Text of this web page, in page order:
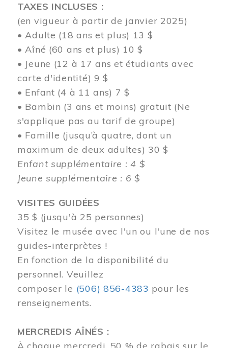
TAXES INCLUSES :
(en vigueur à partir de janvier 2025)
• Adulte (18 ans et plus) 13 $
• Aîné (60 ans et plus) 10 $
• Jeune (12 à 17 ans et étudiants avec
carte d'identité) 9 $
• Enfant (4 à 11 ans) 7 $
• Bambin (3 ans et moins) gratuit (Ne
s'applique pas au tarif de groupe)
• Famille (jusqu’à quatre, dont un
maximum de deux adultes) 30 $
Enfant supplémentaire : 4 $
Jeune supplémentaire : 6 $
VISITES GUIDÉES
35 $ (jusqu'à 25 personnes)
Visitez le musée avec l'un ou l'une de nos
guides-interprètes !
En fonction de la disponibilité du
personnel. Veuillez
composer le (506) 856-4383 pour les
renseignements.
MERCREDIS AÎNÉS :